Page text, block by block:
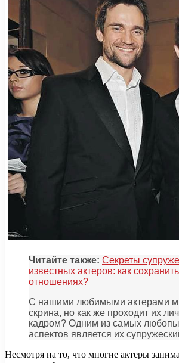
Читайте также: Секреты
известных актеров: как
отношениях?
С нашими любимыми актерами
скрина, но как же проходит их
кадром? Одним из самых
аспектов является их
Несмотря на то, что многие актеры